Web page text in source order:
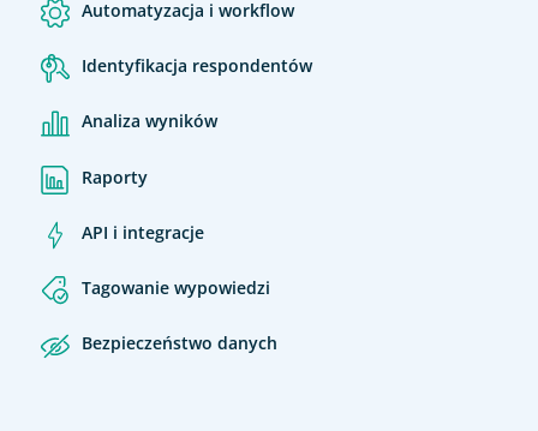
Automatyzacja i workflow
Identyfikacja respondentów
Analiza wyników
Raporty
API i integracje
Tagowanie wypowiedzi
Bezpieczeństwo danych